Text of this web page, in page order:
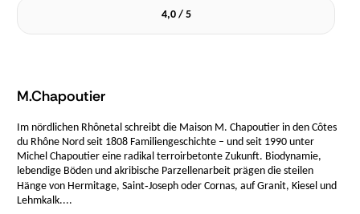
4,0 / 5
M.Chapoutier
Im nördlichen Rhônetal schreibt die Maison M. Chapoutier in den Côtes
du Rhône Nord seit 1808 Familiengeschichte – und seit 1990 unter
Michel Chapoutier eine radikal terroirbetonte Zukunft. Biodynamie,
lebendige Böden und akribische Parzellenarbeit prägen die steilen
Hänge von Hermitage, Saint‑Joseph oder Cornas, auf Granit, Kiesel und
Lehmkalk....